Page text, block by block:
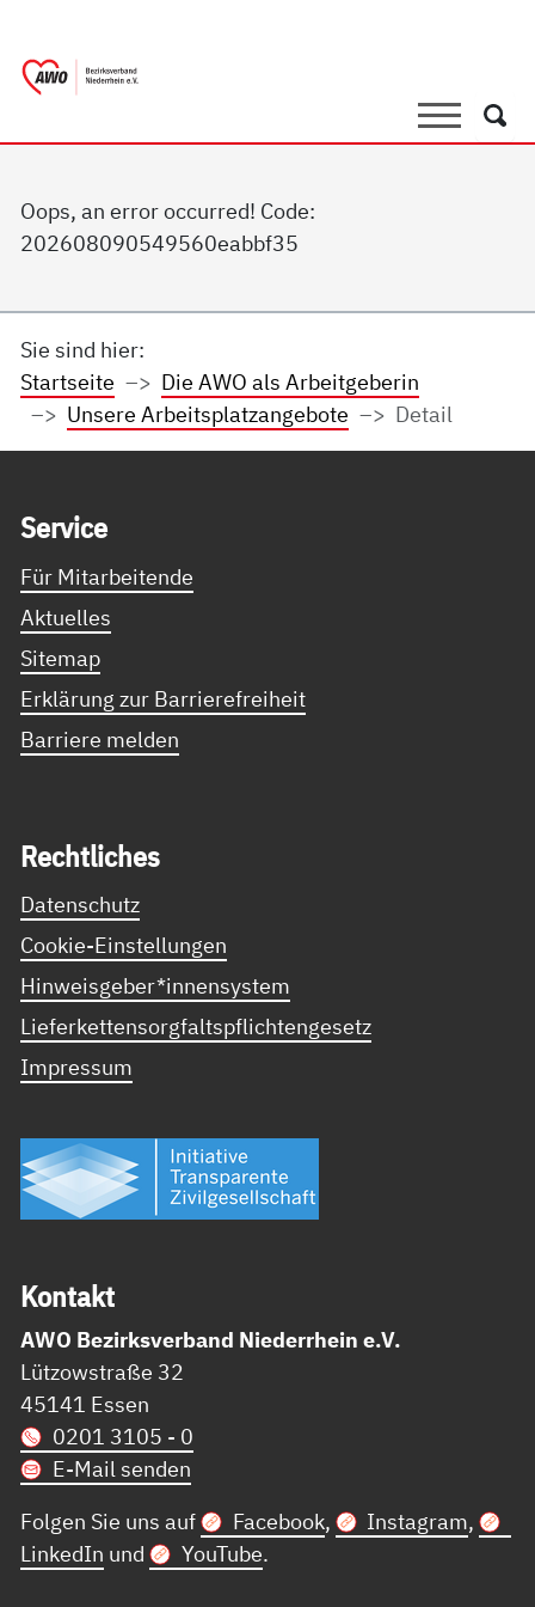
SucheSuche
Oops, an error occurred! Code:
202608090549560eabbf35
Sie sind hier:
Startseite
Die AWO als Arbeitgeberin
Unsere Arbeitsplatzangebote
Detail
Ser­vice
Für Mitarbeitende
Aktuelles
Sitemap
Erklärung zur Barrierefreiheit
Barriere melden
Recht­li­ches
Datenschutz
Cookie-Einstellungen
Hinweisgeber*innensystem
Lieferkettensorgfaltspflichtengesetz
Impressum
Kon­takt
AWO Bezirksverband Niederrhein e.V.
Lützowstraße 32
45141 Essen
0201 3105 - 0
E-Mail senden
Folgen Sie uns auf
Facebook, Instagram,
LinkedIn und YouTube.